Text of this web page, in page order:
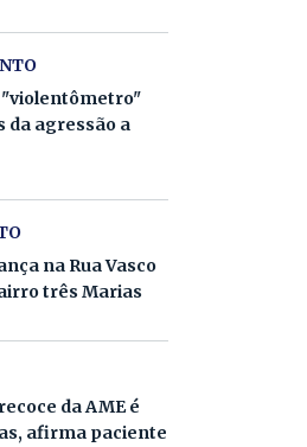
"violentômetro"
da agressão a
na Rua Vasco
três Marias
da AME é
afirma paciente